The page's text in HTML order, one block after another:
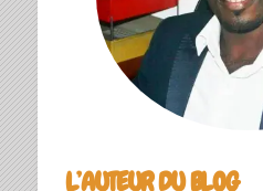
L’AUTEUR DU BLOG